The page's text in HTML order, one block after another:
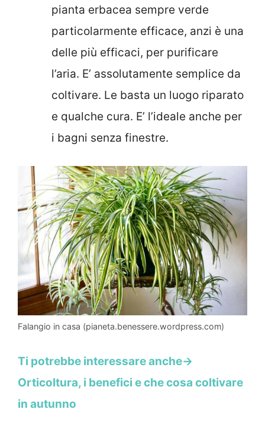
pianta erbacea sempre verde
particolarmente efficace, anzi è una
delle più efficaci, per purificare
l’aria. E’ assolutamente semplice da
coltivare. Le basta un luogo riparato
e qualche cura. E’ l’ideale anche per
i bagni senza finestre.
Falangio in casa (pianeta.benessere.wordpress.com)
Ti potrebbe interessare anche->
Orticoltura, i benefici e che cosa coltivare
in autunno